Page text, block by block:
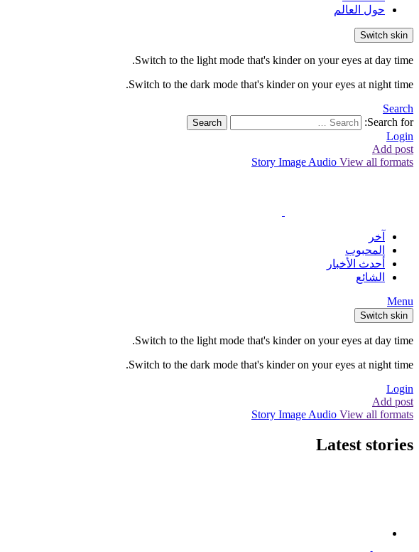
حول العالم
Switch skin
Switch to the light mode that's kinder on your eyes at day time.
Switch to the dark mode that's kinder on your eyes at night time.
Search
Search for:
Search
Login
Add post
Story Image Audio View all formats
آخر
المحبوب
أحدث الأخبار
الشائع
Menu
Switch skin
Switch to the light mode that's kinder on your eyes at day time.
Switch to the dark mode that's kinder on your eyes at night time.
Login
Add post
Story Image Audio View all formats
Latest stories